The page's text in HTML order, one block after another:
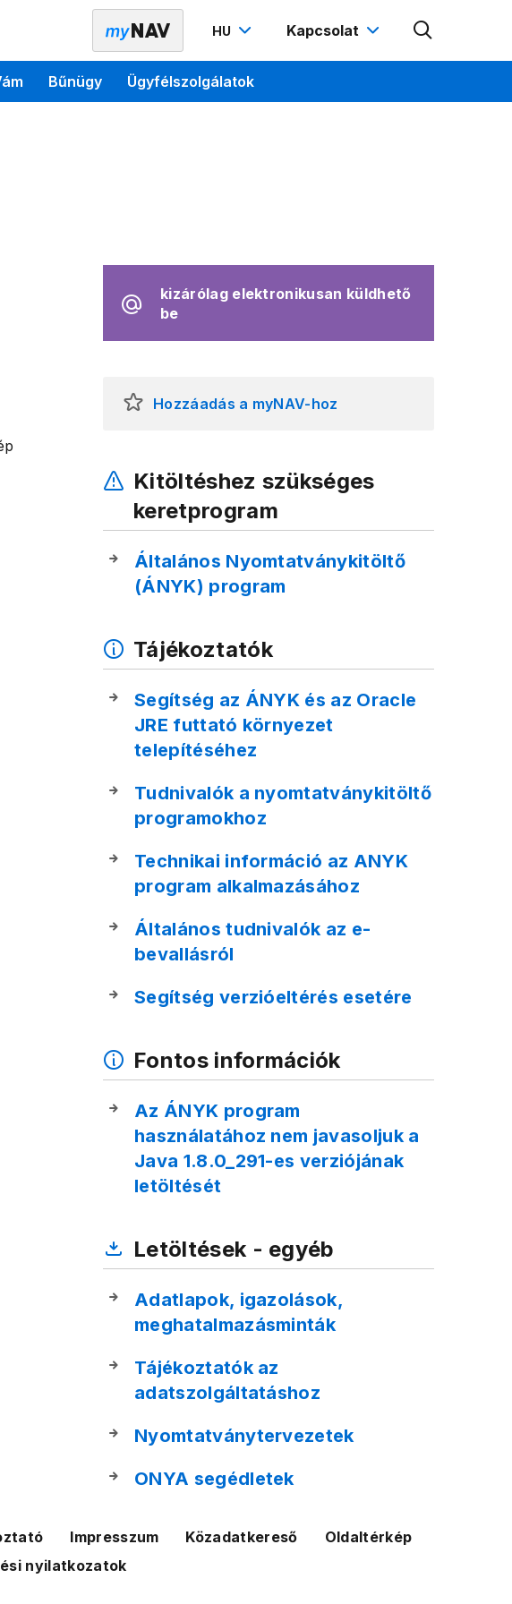
HU Kapcsolat
Bűnügy Ügyfélszolgálatok
kizárólag elektronikusan küldhető
be
Hozzáadás a myNAV-hoz
Kitöltéshez szükséges
keretprogram
Általános Nyomtatványkitöltő
(ÁNYK) program
Tájékoztatók
Segítség az ÁNYK és az Oracle
JRE futtató környezet
telepítéséhez
Tudnivalók a nyomtatványkitöltő
programokhoz
Technikai információ az ANYK
program alkalmazásához
Általános tudnivalók az e-
bevallásról
Segítség verzióeltérés esetére
Fontos információk
Az ÁNYK program
használatához nem javasoljuk a
Java 1.8.0_291-es verziójának
letöltését
Letöltések - egyéb
Adatlapok, igazolások,
meghatalmazásminták
Tájékoztatók az
adatszolgáltatáshoz
Nyomtatványtervezetek
ONYA segédletek
Impresszum Közadatkereső
Oldaltérkép
nyilatkozatok